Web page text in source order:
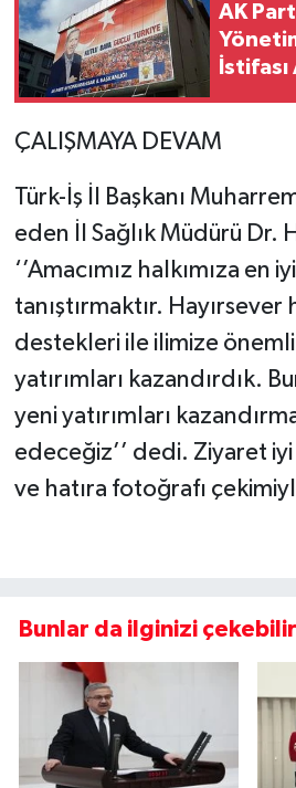
AK
İstifası
ÇALIŞMAYA DEVAM
Türk-İş İl Başkanı
eden İl Sağlık Müdürü Dr.
‘’Amacımız halkımıza en
tanıştırmaktır. Hayırsever
destekleri ile ilimize
yatırımları kazandırdık.
yeni yatırımları
edeceğiz’’ dedi. Ziyaret
ve hatıra fotoğrafı
Bunlar da ilginizi çekebilir